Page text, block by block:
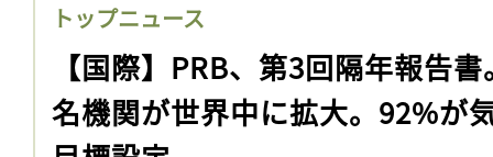
トップニュース
【国際】PRB、第3回隔年報告
名機関が世界中に拡大。92%が